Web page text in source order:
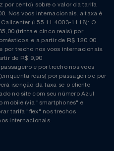
por cento) sobre o valor da tarifa
Nos voos internacionais, a taxa é
(+55 11 4003-1118): O
(trinta e cinco reais) por
e a partir de R$ 120,00
por trecho nos voos internacionais.
de R$ 9,90
e por trecho nos voos
reais) por passageiro e por
isenção da taxa se o cliente
no site com seu número Azul
mobile (via "smartphones" e
tarifa "flex" nos trechos
internacionais.